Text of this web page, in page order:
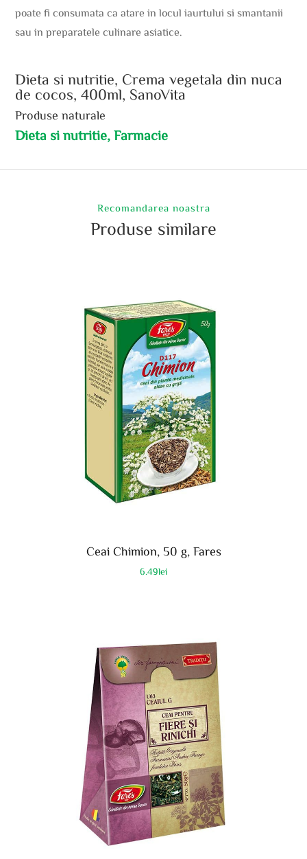
poate fi consumata ca atare in locul iaurtului si smantanii
sau in preparatele culinare asiatice.
Dieta si nutritie, Crema vegetala din nuca
de cocos, 400ml, SanoVita
Produse naturale
Dieta si nutritie, Farmacie
Recomandarea noastra
Produse similare
Ceai Chimion, 50 g, Fares
6.49lei